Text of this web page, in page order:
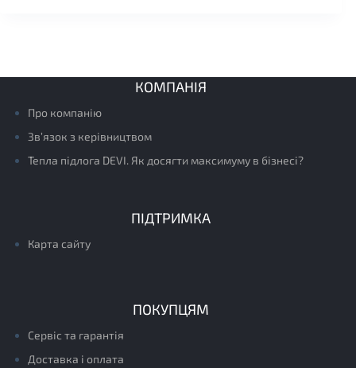
КОМПАНІЯ
Про компанію
Зв’язок з керівництвом
Тепла підлога DEVI. Як досягти максимуму в бізнесі?
ПІДТРИМКА
Карта сайту
ПОКУПЦЯМ
Сервіс та гарантія
Доставка і оплата